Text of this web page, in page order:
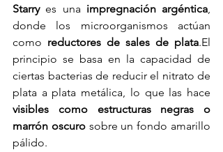
Starry es una impregnación argéntica,
donde los microorganismos actúan
como reductores de sales de plata.El
principio se basa en la capacidad de
ciertas bacterias de reducir el nitrato de
visibles como estructuras negras o
marrón oscuro sobre un fondo amarillo
pálido.